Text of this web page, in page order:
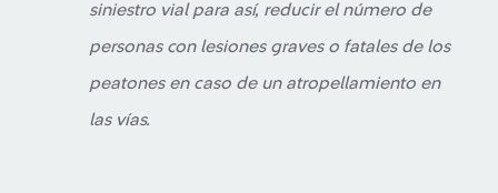
siniestro vial para así, reducir el número de
personas con lesiones graves o fatales de los
peatones en caso de un atropellamiento en
las vías.